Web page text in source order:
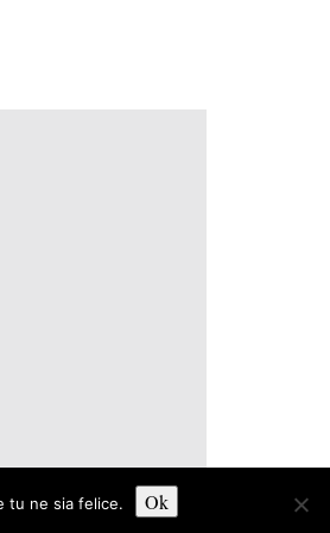
. Tutti i Diritti Riservati.
tu ne sia felice. Ok